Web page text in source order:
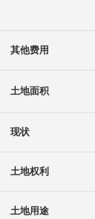
其他费用
土地面积
现状
土地权利
土地用途